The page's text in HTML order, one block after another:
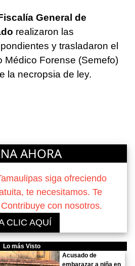
General de
realizaron las
y trasladaron el
Médico Forense (Semefo)
la necropsia de ley.
AHORA
siga ofreciendo
te necesitamos. Te
con nosotros.
CLIC AQUÍ
Lo más Visto
Acusado de
embarazar a niña en